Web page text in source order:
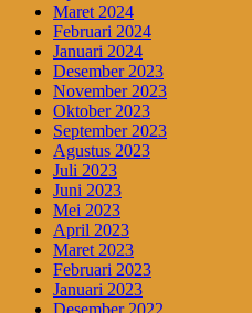
Maret 2024
Februari 2024
Januari 2024
Desember 2023
November 2023
Oktober 2023
September 2023
Agustus 2023
Juli 2023
Juni 2023
Mei 2023
April 2023
Maret 2023
Februari 2023
Januari 2023